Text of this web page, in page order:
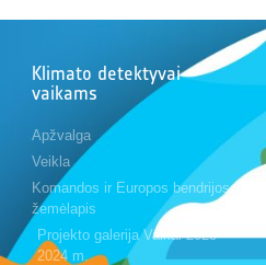
Klimato detektyvai
vaikams
Apžvalga
Veikla
Komandos ir Europos bendrijos
žemėlapis
Projekto galerija Vaikai 2023-
2024 m.